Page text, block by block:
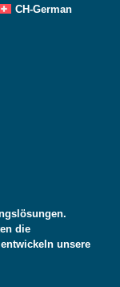
CH-German
die
unsere